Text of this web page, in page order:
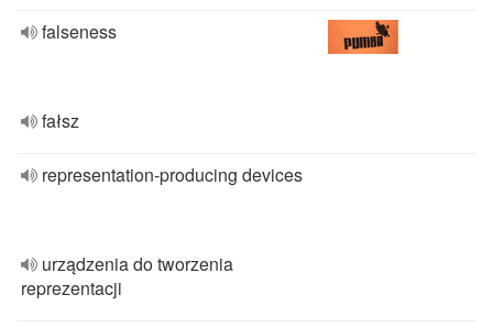
falseness
fałsz
representation-producing devices
urządzenia do tworzenia
reprezentacji